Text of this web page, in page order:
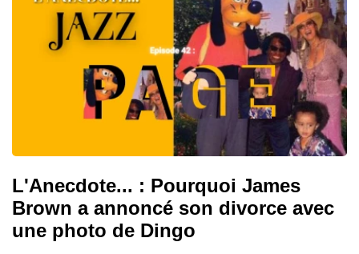
L'Anecdote... : Pourquoi James
Brown a annoncé son divorce avec
une photo de Dingo